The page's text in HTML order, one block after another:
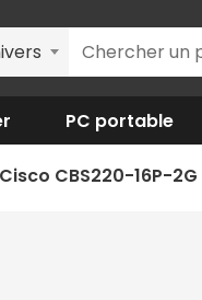
PC portable
Cisco CBS220-16P-2G